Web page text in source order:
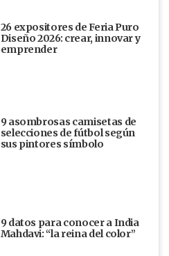
26 expositores de Feria Puro
Diseño 2026: crear, innovar y
emprender
9 asombrosas camisetas de
selecciones de fútbol según
sus pintores símbolo
9 datos para conocer a India
Mahdavi: “la reina del color”